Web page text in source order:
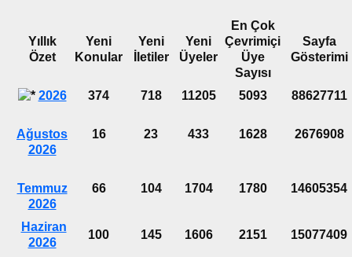
Yıllık
Özet
Yeni
Konular
Yeni
İletiler
Yeni
Üyeler
En Çok
Çevrimiçi
Üye
Sayısı
Sayfa
Gösterimi
2026 374 718 11205 5093 88627711
Ağustos
2026
16 23 433 1628 2676908
Temmuz
2026
66 104 1704 1780 14605354
Haziran
2026
100 145 1606 2151 15077409